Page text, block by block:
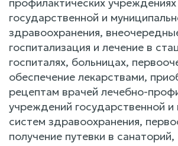
государственной и
здравоохранения,
госпитализация и лечение в
госпиталях, больницах,
обеспечение лекарствами,
рецептам врачей лечебно-
учреждений государственной и
систем здравоохранения,
получение путевки в санаторий,